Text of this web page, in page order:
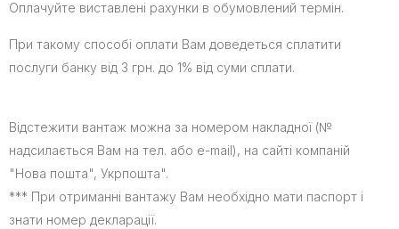
Оплачуйте виставлені рахунки в обумовлений термін.
При такому способі оплати Вам доведеться сплатити
послуги банку від 3 грн. до 1% від суми сплати.
Відстежити вантаж можна за номером накладної (№
надсилається Вам на тел. або e-mail), на сайті компаній
"Нова пошта", Укрпошта".
*** При отриманні вантажу Вам необхідно мати паспорт і
знати номер декларації.